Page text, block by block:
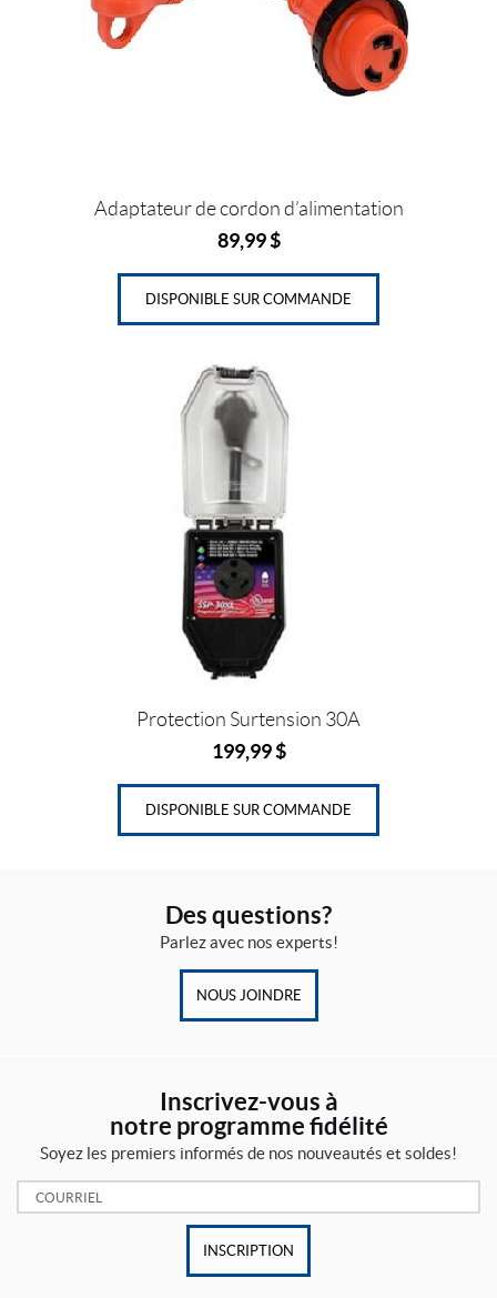
Adaptateur de cordon d’alimentation
89,99$
DISPONIBLE SUR COMMANDE
Protection Surtension 30A
199,99$
DISPONIBLE SUR COMMANDE
Des questions?
Parlez avec nos experts!
NOUS JOINDRE
Inscrivez-vous à
notre programme fidélité
Soyez les premiers informés de nos nouveautés et soldes!
Courriel:
INSCRIPTION